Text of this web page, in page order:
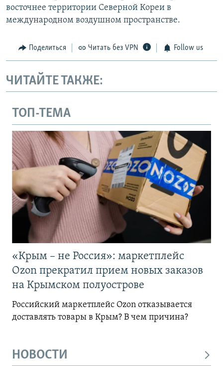
восточнее территории Северной Кореи в
международном воздушном пространстве.
Поделиться Читать без VPN Follow us
ЧИТАЙТЕ ТАКЖЕ:
ТОП-ТЕМА
«Крым – не Россия»: маркетплейс
Ozon прекратил прием новых заказов
на Крымском полуострове
Российский маркетплейс Ozon отказывается
доставлять товары в Крым? В чем причина?
НОВОСТИ